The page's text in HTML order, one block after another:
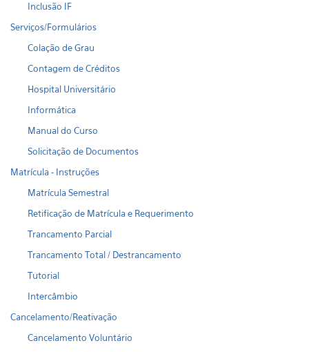
Inclusão IF
Serviços/Formulários
Colação de Grau
Contagem de Créditos
Hospital Universitário
Informática
Manual do Curso
Solicitação de Documentos
Matrícula - Instruções
Matrícula Semestral
Retificação de Matrícula e Requerimento
Trancamento Parcial
Trancamento Total / Destrancamento
Tutorial
Intercâmbio
Cancelamento/Reativação
Cancelamento Voluntário